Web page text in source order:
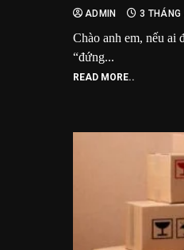
ADMIN 3 THÁNG
Chào anh em, nếu ai
“đứng...
READ MORE..